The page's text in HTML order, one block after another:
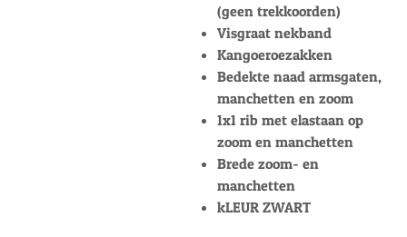
(geen trekkoorden)
Visgraat nekband
Kangoeroezakken
Bedekte naad armsgaten,
manchetten en zoom
1x1 rib met elastaan op
zoom en manchetten
Brede zoom- en
manchetten
kLEUR ZWART